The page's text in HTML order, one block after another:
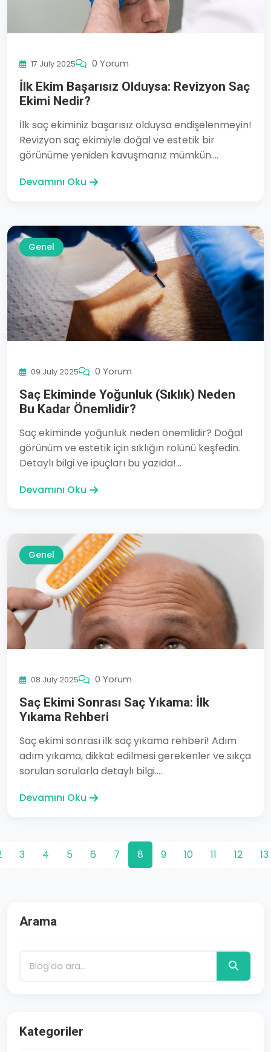
17 July 2025 0 Yorum
İlk Ekim Başarısız Olduysa: Revizyon Saç
Ekimi Nedir?
İlk saç ekiminiz başarısız olduysa endişelenmeyin!
Revizyon saç ekimiyle doğal ve estetik bir
görünüme yeniden kavuşmanız mümkün....
Devamını Oku
Genel
09 July 2025 0 Yorum
Saç Ekiminde Yoğunluk (Sıklık) Neden
Bu Kadar Önemlidir?
Saç ekiminde yoğunluk neden önemlidir? Doğal
görünüm ve estetik için sıklığın rolünü keşfedin.
Detaylı bilgi ve ipuçları bu yazıda!...
Devamını Oku
Genel
08 July 2025 0 Yorum
Saç Ekimi Sonrası Saç Yıkama: İlk
Yıkama Rehberi
Saç ekimi sonrası ilk saç yıkama rehberi! Adım
adım yıkama, dikkat edilmesi gerekenler ve sıkça
sorulan sorularla detaylı bilgi....
Devamını Oku
3 4 5 6 7 8 9 10 11 12 13
Arama
Kategoriler